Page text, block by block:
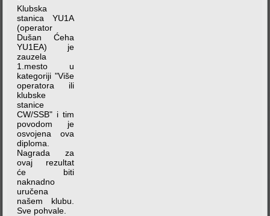
Klubska
stanica YU1A
(operator
Dušan Ćeha
YU1EA) je
zauzela
1.mesto u
kategoriji "Više
operatora ili
klubske
stanice
CW/SSB" i tim
povodom je
osvojena ova
diploma.
Nagrada za
ovaj rezultat
će biti
naknadno
uručena
našem klubu.
Sve pohvale.